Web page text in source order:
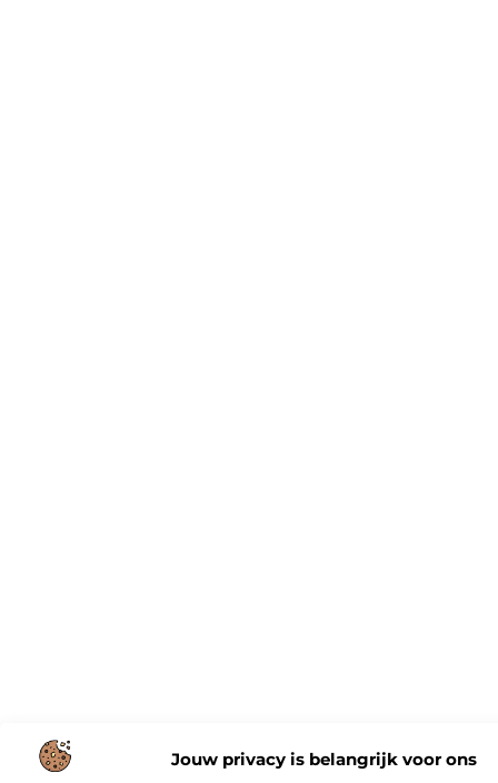
Jouw privacy is belangrijk voor ons